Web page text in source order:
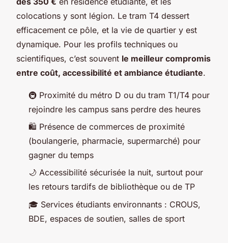
colocations y sont légion. Le tram T4 dessert
efficacement ce pôle, et la vie de quartier y est
dynamique. Pour les profils techniques ou
scientifiques, c’est souvent le meilleur compromis
entre coût, accessibilité et ambiance étudiante.
🚇 Proximité du métro D ou du tram T1/T4 pour
rejoindre les campus sans perdre des heures
🛍️ Présence de commerces de proximité
(boulangerie, pharmacie, supermarché) pour
gagner du temps
🌙 Accessibilité sécurisée la nuit, surtout pour
les retours tardifs de bibliothèque ou de TP
🎓 Services étudiants environnants : CROUS,
BDE, espaces de soutien, salles de sport